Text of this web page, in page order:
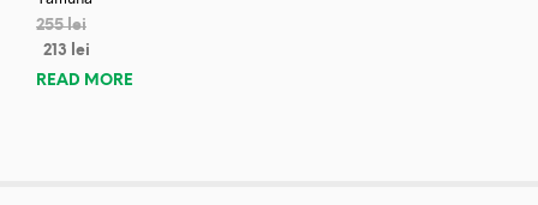
255lei
213
lei
READ MORE